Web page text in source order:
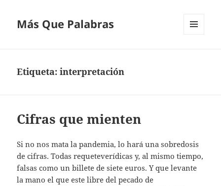
Más Que Palabras
Etiqueta:interpretación
Cifras que mienten
Si no nos mata la pandemia, lo hará una sobredosis
de cifras. Todas requeteverídicas y, al mismo tiempo,
falsas como un billete de siete euros. Y que levante
la mano el que este libre del pecado de